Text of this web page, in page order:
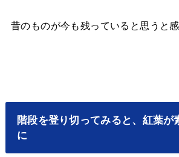
昔のものが今も残っていると思うと感
階段を登り切ってみると、紅葉が
に